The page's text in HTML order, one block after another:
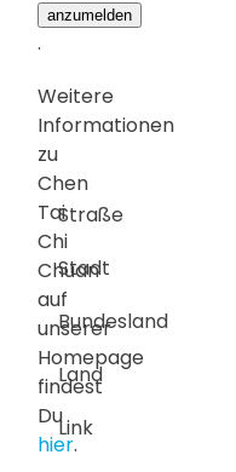
anzumelden
.
Weitere
Informationen
zu
Chen
Tai
Chi
Chuan
auf
unserer
Homepage
findest
Du
hier.
Straße
Stadt
Bundesland
Land
Link